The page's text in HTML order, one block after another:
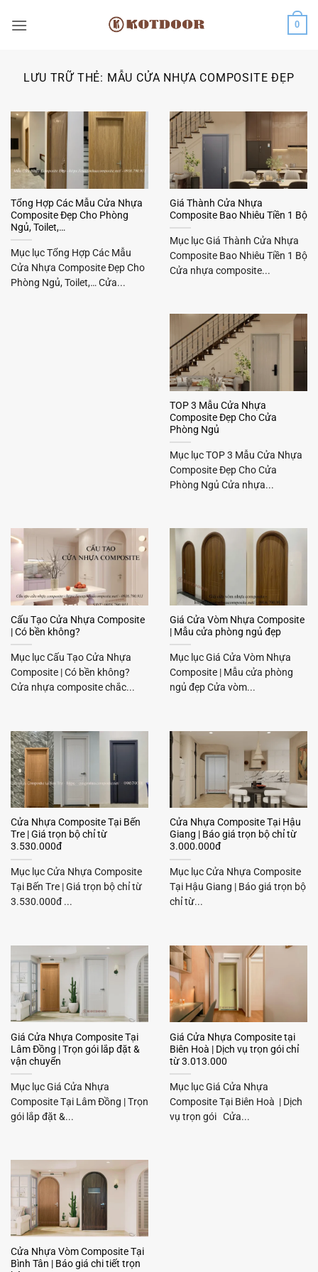
qua
0
LƯU TRỮ THẺ: MẪU CỬA NHỰA COMPOSITE ĐẸP
Tổng Hợp Các Mẫu Cửa Nhựa
Composite Đẹp Cho Phòng
Ngủ, Toilet,…
Mục lục Tổng Hợp Các Mẫu
Cửa Nhựa Composite Đẹp Cho
Phòng Ngủ, Toilet,… Cửa...
Giá Thành Cửa Nhựa
Composite Bao Nhiêu Tiền 1 Bộ
Mục lục Giá Thành Cửa Nhựa
Composite Bao Nhiêu Tiền 1 Bộ
Cửa nhựa composite...
TOP 3 Mẫu Cửa Nhựa
Composite Đẹp Cho Cửa
Phòng Ngủ
Mục lục TOP 3 Mẫu Cửa Nhựa
Composite Đẹp Cho Cửa
Phòng Ngủ Cửa nhựa...
Cấu Tạo Cửa Nhựa Composite
| Có bền không?
Mục lục Cấu Tạo Cửa Nhựa
Composite | Có bền không?
Cửa nhựa composite chắc...
Giá Cửa Vòm Nhựa Composite
| Mẫu cửa phòng ngủ đẹp
Mục lục Giá Cửa Vòm Nhựa
Composite | Mẫu cửa phòng
ngủ đẹp Cửa vòm...
Cửa Nhựa Composite Tại Bến
Tre | Giá trọn bộ chỉ từ
3.530.000đ
Mục lục Cửa Nhựa Composite
Tại Bến Tre | Giá trọn bộ chỉ từ
3.530.000đ ...
Cửa Nhựa Composite Tại Hậu
Giang | Báo giá trọn bộ chỉ từ
3.000.000đ
Mục lục Cửa Nhựa Composite
Tại Hậu Giang | Báo giá trọn bộ
chỉ từ...
Giá Cửa Nhựa Composite Tại
Lâm Đồng | Trọn gói lắp đặt &
vận chuyển
Mục lục Giá Cửa Nhựa
Composite Tại Lâm Đồng | Trọn
gói lắp đặt &...
Giá Cửa Nhựa Composite tại
Biên Hoà | Dịch vụ trọn gói chỉ
từ 3.013.000
Mục lục Giá Cửa Nhựa
Composite Tại Biên Hoà | Dịch
vụ trọn gói Cửa...
Cửa Nhựa Vòm Composite Tại
Bình Tân | Báo giá chi tiết trọn